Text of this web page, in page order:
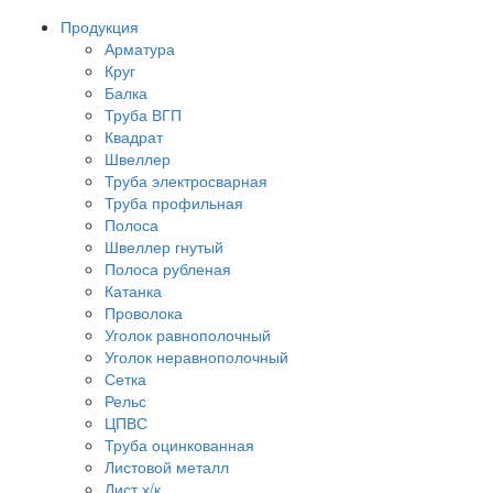
Продукция
Арматура
Круг
Балка
Труба ВГП
Квадрат
Швеллер
Труба электросварная
Труба профильная
Полоса
Швеллер гнутый
Полоса рубленая
Катанка
Проволока
Уголок равнополочный
Уголок неравнополочный
Сетка
Рельс
ЦПВС
Труба оцинкованная
Листовой металл
Лист х/к